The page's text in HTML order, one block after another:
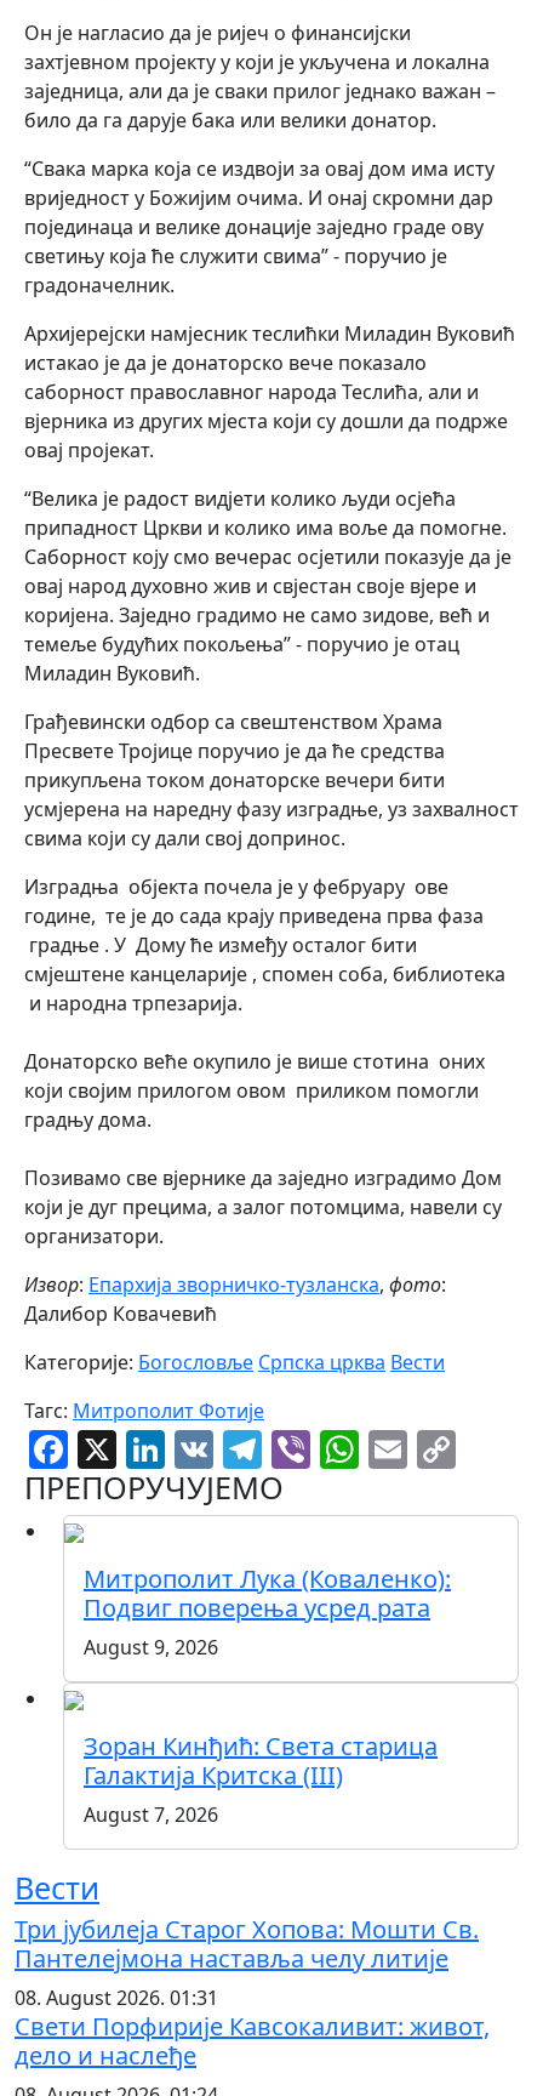
Он је нагласио да је ријеч о финансијски
захтјевном пројекту у који је укључена и локална
заједница, али да је сваки прилог једнако важан –
било да га дарује бака или велики донатор.
“Свака марка која се издвоји за овај дом има исту
вриједност у Божијим очима. И онај скромни дар
појединаца и велике донације заједно граде ову
светињу која ће служити свима” - поручио је
градоначелник.
Архијерејски намјесник теслићки Миладин Вуковић
истакао је да је донаторско вече показало
саборност православног народа Теслића, али и
вјерника из других мјеста који су дошли да подрже
овај пројекат.
“Велика је радост видјети колико људи осјећа
припадност Цркви и колико има воље да помогне.
Саборност коју смо вечерас осјетили показује да је
овај народ духовно жив и свјестан своје вјере и
коријена. Заједно градимо не само зидове, већ и
темеље будућих покољења” - поручио је отац
Миладин Вуковић.
Грађевински одбор са свештенством Храма
Пресвете Тројице поручио је да ће средства
прикупљена током донаторске вечери бити
усмјерена на наредну фазу изградње, уз захвалност
свима који су дали свој допринос.
Изградња објекта почела је у фебруару ове
године, те је до сада крају приведена прва фаза
градње . У Дому ће између осталог бити
смјештене канцеларије , спомен соба, библиотека
и народна трпезарија.
Донаторско веће окупило је више стотина оних
који својим прилогом овом приликом помогли
градњу дома.
Позивамо све вјернике да заједно изградимо Дом
који је дуг прецима, а залог потомцима, навели су
организатори.
Извор: Епархија зворничко-тузланска, фото:
Далибор Ковачевић
Категорије: Богословље Српска црква Вести
Тагс: Митрополит Фотије
Facebook
X LinkedIn
VK Telegram
Viber Email
ПРЕПОРУЧУЈЕМО
Митрополит Лука (Коваленко):
Подвиг поверења усред рата
August 9, 2026
Зоран Кинђић: Света старица
Галактија Критска (III)
August 7, 2026
Вести
Три јубилеја Старог Хопова: Мошти Св.
Пантелејмона наставља челу литије
08. August 2026. 01:31
Свети Порфирије Кавсокаливит: живот,
дело и наслеђе